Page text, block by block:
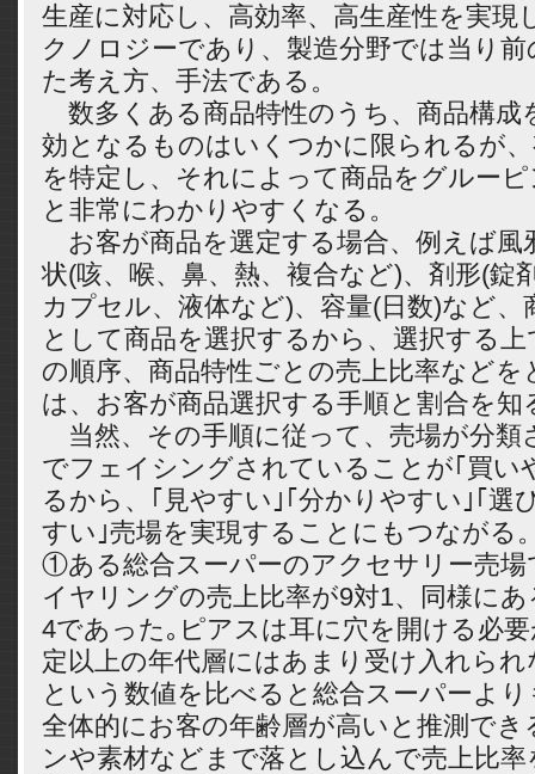
生産に対応し、高効率、高生産性を実現
クノロジーであり、製造分野では当り
た考え方、手法である。
数多くある商品特性のうち、商品構成
効となるものはいくつかに限られるが
を特定し、それによって商品をグルー
と非常にわかりやすくなる。
お客が商品を選定する場合、例えば風
状(咳、喉、鼻、熱、複合など)、剤形(錠
カプセル、液体など)、容量(日数)など、
として商品を選択するから、選択する
の順序、商品特性ごとの売上比率など
は、お客が商品選択する手順と割合を知
当然、その手順に従って、売場が分類
でフェイシングされていることが｢買い
るから、｢見やすい｣｢分かりやすい｣｢選
すい｣売場を実現することにもつながる
①ある総合スーパーのアクセサリー売場
イヤリングの売上比率が9対1、同様に
4であった｡ピアスは耳に穴を開ける必
定以上の年代層にはあまり受け入れられ
という数値を比べると総合スーパーよ
全体的にお客の年齢層が高いと推測で
ンや素材などまで落とし込んで売上比